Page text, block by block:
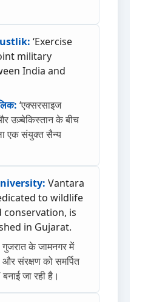
‘Exercise
military
India and
‘एक्सरसाइज
उज़्बेकिस्तान के बीच
एक संयुक्त सैन्य
Vantara
to wildlife
conservation, is
in Gujarat.
गुजरात के जामनगर में
और संरक्षण को समर्पित
बनाई जा रही है।